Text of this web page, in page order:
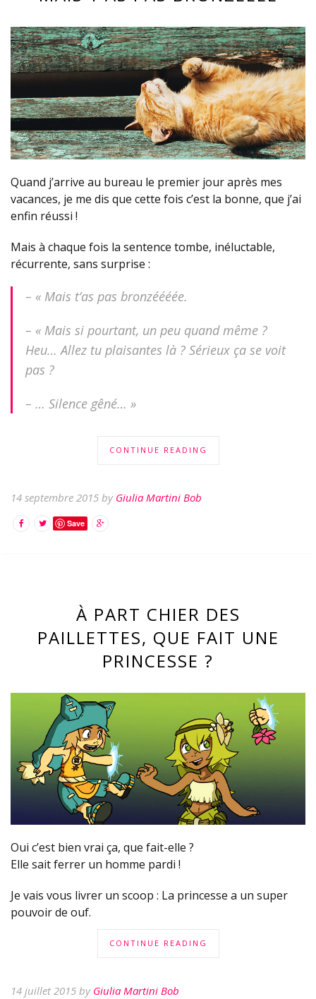
Quand j’arrive au bureau le premier jour après mes
vacances, je me dis que cette fois c’est la bonne, que j’ai
enfin réussi !
Mais à chaque fois la sentence tombe, inéluctable,
récurrente, sans surprise :
– « Mais t’as pas bronzéééée.
– « Mais si pourtant, un peu quand même ?
Heu… Allez tu plaisantes là ? Sérieux ça se voit
pas ?
– … Silence gêné… »
CONTINUE READING
14 septembre 2015 by Giulia Martini Bob
Save
À PART CHIER DES
PAILLETTES, QUE FAIT UNE
PRINCESSE ?
Oui c’est bien vrai ça, que fait-elle ?
Elle sait ferrer un homme pardi !
Je vais vous livrer un scoop : La princesse a un super
pouvoir de ouf.
CONTINUE READING
14 juillet 2015 by Giulia Martini Bob